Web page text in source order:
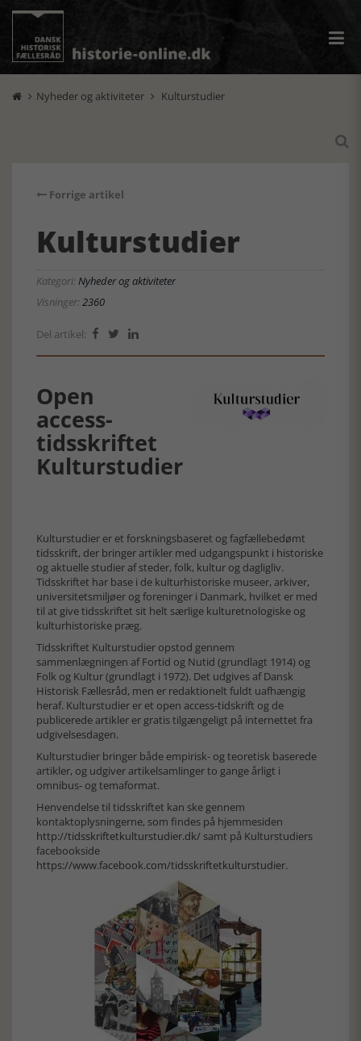
 Nyheder og aktiviteter  Kulturstudier

Forrige artikel
Kulturstudier
Kategori:Nyheder og aktiviteter
Visninger:2360
Del artikel:   
Open
access-
tidsskriftet
Kulturstudier
Kulturstudier er et forskningsbaseret og fagfællebedømt
tidsskrift, der bringer artikler med udgangspunkt i historiske
og aktuelle studier af steder, folk, kultur og dagligliv.
Tidsskriftet har base i de kulturhistoriske museer, arkiver,
universitetsmiljøer og foreninger i Danmark, hvilket er med
til at give tidsskriftet sit helt særlige kulturetnologiske og
kulturhistoriske præg.
Tidsskriftet Kulturstudier opstod gennem
sammenlægningen af Fortid og Nutid (grundlagt 1914) og
Folk og Kultur (grundlagt i 1972). Det udgives af Dansk
Historisk Fællesråd, men er redaktionelt fuldt uafhængig
heraf. Kulturstudier er et open access-tidskrift og de
publicerede artikler er gratis tilgængeligt på internettet fra
udgivelsesdagen.
Kulturstudier bringer både empirisk- og teoretisk baserede
artikler, og udgiver artikelsamlinger to gange årligt i
omnibus- og temaformat.
Henvendelse til tidsskriftet kan ske gennem
kontaktoplysningerne, som findes på hjemmesiden
http://tidsskriftetkulturstudier.dk/ samt på Kulturstudiers
facebookside
https://www.facebook.com/tidsskriftetkulturstudier.